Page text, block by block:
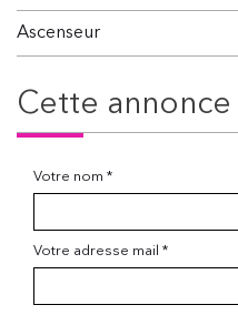
Ascenseur
cette annonce
Votre nom *
Votre adresse mail *